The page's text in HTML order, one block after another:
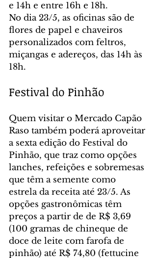
e 14h e entre 16h e 18h.
No dia 23/5, as oficinas são de
flores de papel e chaveiros
personalizados com feltros,
miçangas e adereços, das 14h às
18h.
Festival do Pinhão
Quem visitar o Mercado Capão
Raso também poderá aproveitar
a sexta edição do Festival do
Pinhão, que traz como opções
lanches, refeições e sobremesas
que têm a semente como
estrela da receita até 23/5. As
opções gastronômicas têm
preços a partir de de R$ 3,69
(100 gramas de chineque de
doce de leite com farofa de
pinhão) até R$ 74,80 (fettucine